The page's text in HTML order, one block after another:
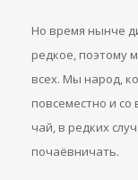
Но время нынче
редкое, поэтому
всех. Мы народ,
повсеместно и со
чай, в редких
почаёвничать.